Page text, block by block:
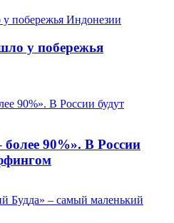
у побережья
более 90%». В России